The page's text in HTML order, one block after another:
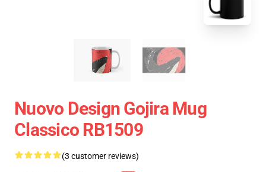
Nuovo Design Gojira Mug
Classico RB1509
(3 customer reviews)